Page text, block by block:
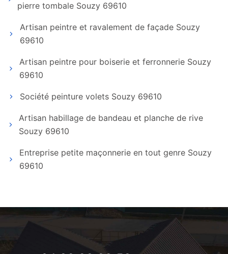
pierre tombale Souzy 69610
Artisan peintre et ravalement de façade Souzy
69610
Artisan peintre pour boiserie et ferronnerie Souzy
69610
Société peinture volets Souzy 69610
Artisan habillage de bandeau et planche de rive
Souzy 69610
Entreprise petite maçonnerie en tout genre Souzy
69610